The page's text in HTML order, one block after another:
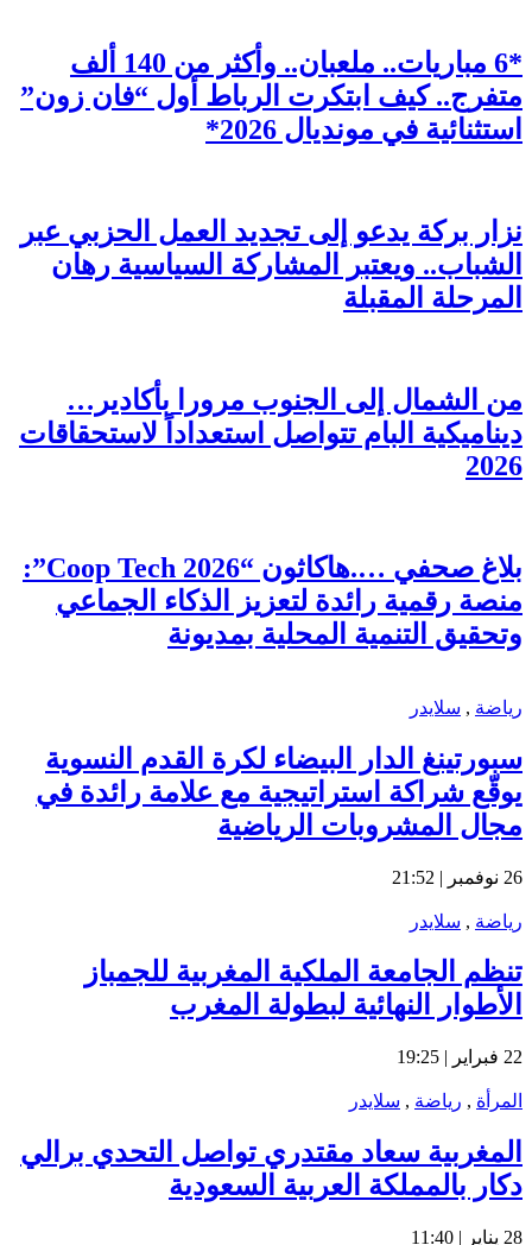
*6 مباريات.. ملعبان.. وأكثر من 140 ألف
متفرج.. كيف ابتكرت الرباط أول “فان زون”
استثنائية في مونديال 2026*
نزار بركة يدعو إلى تجديد العمل الحزبي عبر
الشباب.. ويعتبر المشاركة السياسية رهان
المرحلة المقبلة
من الشمال إلى الجنوب مرورا بأكادير…
ديناميكية البام تتواصل استعداداً لاستحقاقات
2026
بلاغ صحفي ….هاكاثون “Coop Tech 2026”:
منصة رقمية رائدة لتعزيز الذكاء الجماعي
وتحقيق التنمية المحلية بمديونة
رياضة , سلايدر
سبورتينغ الدار البيضاء لكرة القدم النسوية
يوقّع شراكة استراتيجية مع علامة رائدة في
مجال المشروبات الرياضية
26 نوفمبر | 21:52
رياضة , سلايدر
تنظم الجامعة الملكية المغربية للجمباز
الأطوار النهائية لبطولة المغرب
22 فبراير | 19:25
المرأة , رياضة , سلايدر
المغربية سعاد مقتدري تواصل التحدي برالي
دكار بالمملكة العربية السعودية
28 يناير | 11:40